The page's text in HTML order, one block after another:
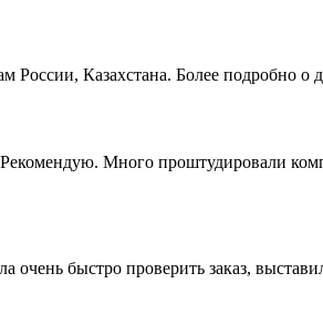
России, Казахстана. Более подробно о
Рекомендую. Много проштудировали
быстро проверить заказ,